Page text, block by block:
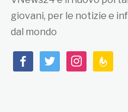
giovani, per le notizie e
dal mondo
facebooktwitterinstagram